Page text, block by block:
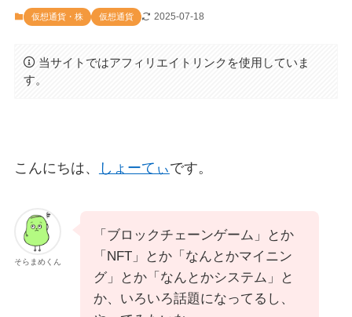
仮想通貨・株 仮想通貨 2025-07-18
当サイトではアフィリエイトリンクを使用していま
す。
こんにちは、 しょーてぃです。
そらまめくん
「ブロックチェーンゲーム」とか
「NFT」とか「なんとかマイニン
グ」とか「なんとかシステム」と
か、いろいろ話題になってるし、